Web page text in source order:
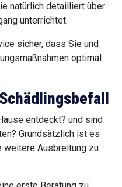
natürlich detailliert über
unterrichtet.
sicher, dass Sie und
optimal
entdeckt? und sind
Grundsätzlich ist es
weitere Ausbreitung zu